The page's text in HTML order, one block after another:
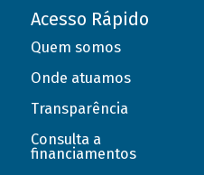
Acesso Rápido
Quem somos
Onde atuamos
Transparência
Consulta a
financiamentos